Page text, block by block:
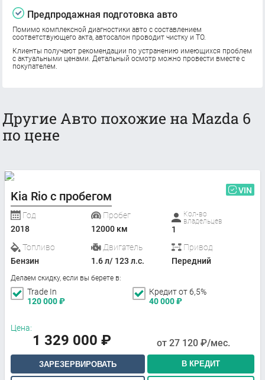
Предпродажная подготовка авто
Помимо комплексной диагностики авто с составлением
соответствующего акта, автосалон проводит чистку и ТО.
Клиенты получают рекомендации по устранению имеющихся проблем
с актуальными ценами. Детальный осмотр можно провести вместе с
покупателем.
Другие Авто похожие на Mazda 6
по цене
Kia Rio с пробегом VIN
Год
2018
Пробег
12000 км
Кол-во
владельцев
1
Топливо
Бензин
Двигатель
1.6 л/ 123 л.с.
Привод
Передний
Делаем скидку, если вы берете в:
Trade In
120 000₽
Кредит от 6,5%
40 000₽
Цена:
1 329 000 ₽ от 27 120 ₽/мес.
ЗАРЕЗЕРВИРОВАТЬ В КРЕДИТ